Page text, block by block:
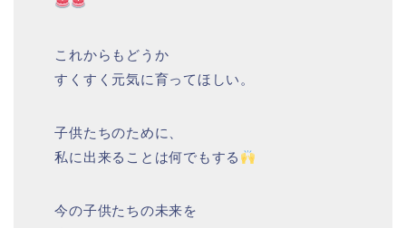
これからもどうか
すくすく元気に育ってほしい。
子供たちのために、
私に出来ることは何でもする
今の子供たちの未来を